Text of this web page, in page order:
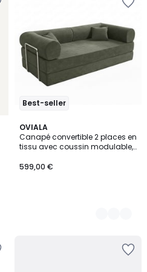
Best-seller
OVIALA
Canapé convertible 2 places en
tissu avec coussin modulable,
599,00 €
4
Couleurs